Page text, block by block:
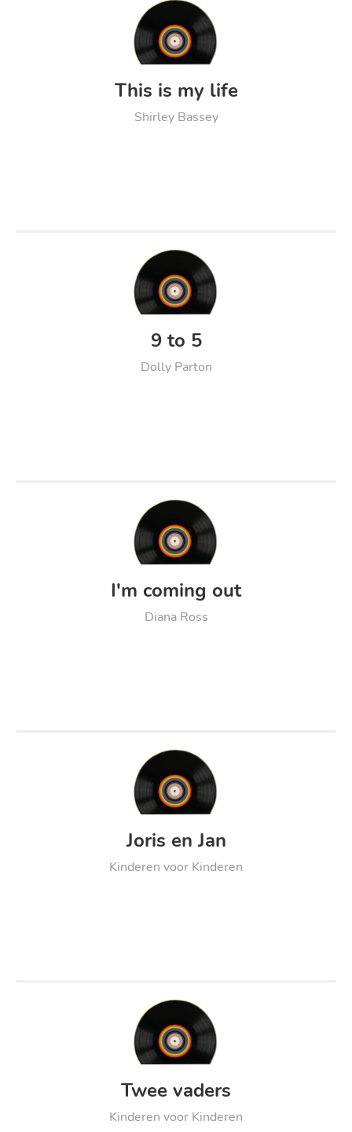
This is my life
Shirley Bassey
9 to 5
Dolly Parton
I'm coming out
Diana Ross
Joris en Jan
Kinderen voor Kinderen
Twee vaders
Kinderen voor Kinderen